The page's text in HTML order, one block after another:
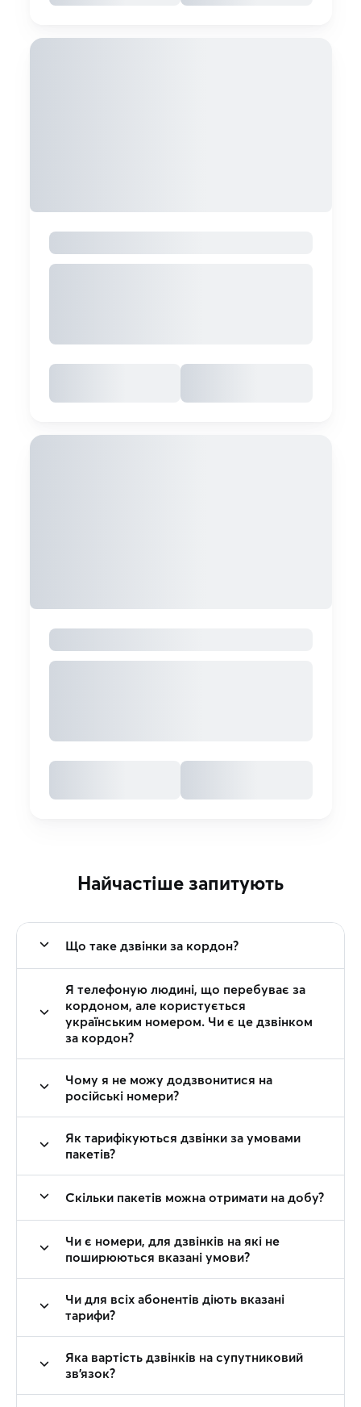
Найчастіше запитують
Що таке дзвінки за кордон?
Я телефоную людині, що перебуває за
кордоном, але користується
українським номером. Чи є це дзвінком
за кордон?
Чому я не можу додзвонитися на
російські номери?
Як тарифікуються дзвінки за умовами
пакетів?
Скільки пакетів можна отримати на добу?
Чи є номери, для дзвінків на які не
поширюються вказані умови?
Чи для всіх абонентів діють вказані
тарифи?
Яка вартість дзвінків на супутниковий
зв’язок?